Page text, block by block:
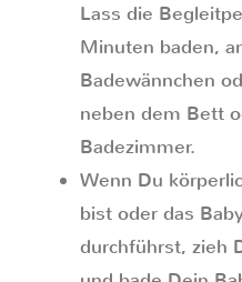
Lass die
Minuten baden,
Badewännchen
neben dem Bett
Badezimmer.
Wenn Du
bist oder das
durchführst, zieh